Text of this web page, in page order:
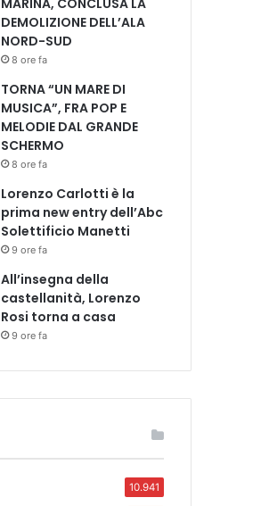
DEMOLIZIONE DELL’ALA
NORD-SUD
8 ore fa
TORNA “UN MARE DI
MUSICA”, FRA POP E
MELODIE DAL GRANDE
SCHERMO
8 ore fa
Lorenzo Carlotti è la
prima new entry dell’Abc
Solettificio Manetti
9 ore fa
All’insegna della
castellanità, Lorenzo
Rosi torna a casa
9 ore fa
10.941